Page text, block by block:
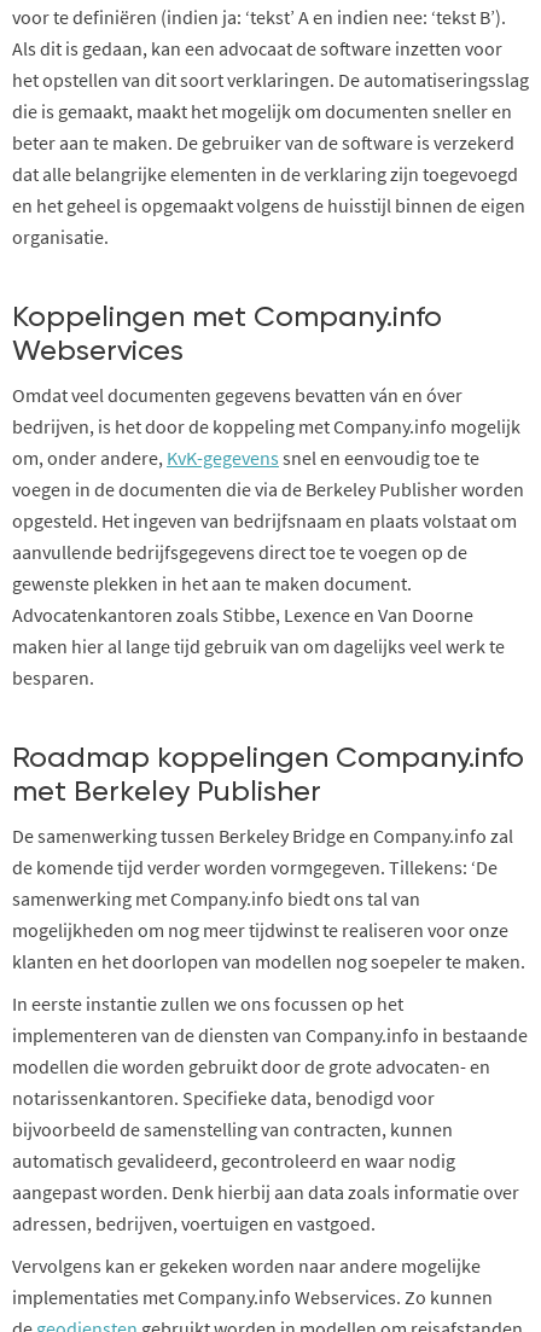
voor te definiëren (indien ja: ‘tekst’ A en indien nee: ‘tekst B’).
Als dit is gedaan, kan een advocaat de software inzetten voor
het opstellen van dit soort verklaringen. De automatiseringsslag
die is gemaakt, maakt het mogelijk om documenten sneller en
beter aan te maken. De gebruiker van de software is verzekerd
dat alle belangrijke elementen in de verklaring zijn toegevoegd
en het geheel is opgemaakt volgens de huisstijl binnen de eigen
organisatie.
Koppelingen met Company.info
Webservices
Omdat veel documenten gegevens bevatten ván en óver
bedrijven, is het door de koppeling met Company.info mogelijk
om, onder andere, KvK-gegevens snel en eenvoudig toe te
voegen in de documenten die via de Berkeley Publisher worden
opgesteld. Het ingeven van bedrijfsnaam en plaats volstaat om
aanvullende bedrijfsgegevens direct toe te voegen op de
gewenste plekken in het aan te maken document.
Advocatenkantoren zoals Stibbe, Lexence en Van Doorne
maken hier al lange tijd gebruik van om dagelijks veel werk te
besparen.
Roadmap koppelingen Company.info
met Berkeley Publisher
De samenwerking tussen Berkeley Bridge en Company.info zal
de komende tijd verder worden vormgegeven. Tillekens: ‘De
samenwerking met Company.info biedt ons tal van
mogelijkheden om nog meer tijdwinst te realiseren voor onze
klanten en het doorlopen van modellen nog soepeler te maken.
In eerste instantie zullen we ons focussen op het
implementeren van de diensten van Company.info in bestaande
modellen die worden gebruikt door de grote advocaten- en
notarissenkantoren. Specifieke data, benodigd voor
bijvoorbeeld de samenstelling van contracten, kunnen
automatisch gevalideerd, gecontroleerd en waar nodig
aangepast worden. Denk hierbij aan data zoals informatie over
adressen, bedrijven, voertuigen en vastgoed.
Vervolgens kan er gekeken worden naar andere mogelijke
implementaties met Company.info Webservices. Zo kunnen